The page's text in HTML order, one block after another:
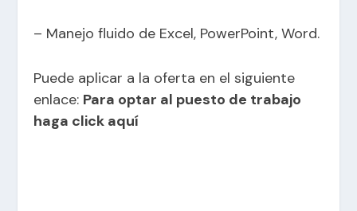
– Manejo fluido de Excel, PowerPoint, Word.
Puede aplicar a la oferta en el siguiente
enlace: Para optar al puesto de trabajo
haga click aquí